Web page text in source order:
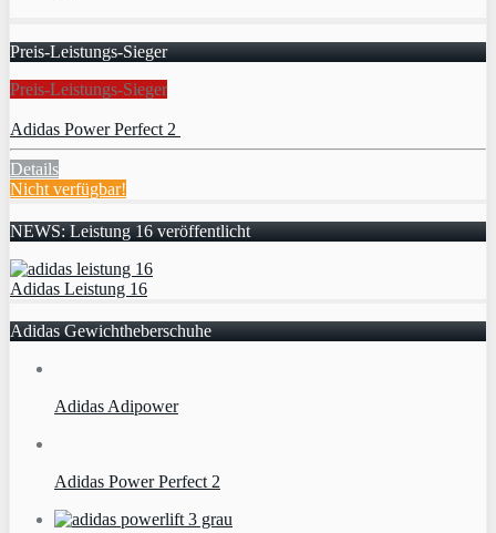
Preis-Leistungs-Sieger
Preis-Leistungs-Sieger
Adidas Power Perfect 2
Details
Nicht verfügbar!
NEWS: Leistung 16 veröffentlicht
Adidas Leistung 16
Adidas Gewichtheberschuhe
Adidas Adipower
Adidas Power Perfect 2